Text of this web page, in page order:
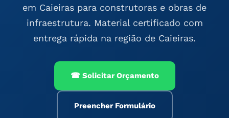
em Caieiras para construtoras e obras de
infraestrutura. Material certificado com
entrega rápida na região de Caieiras.
☎ Solicitar Orçamento
Preencher Formulário